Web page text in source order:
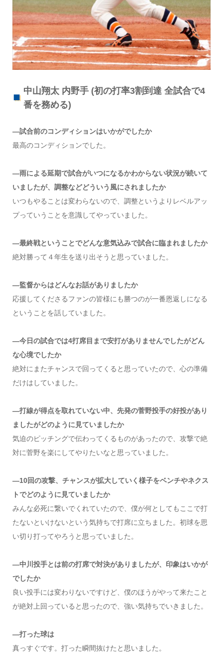
中山翔太 内野手 (初の打率3割到達 全試合で4
番を務める)
―試合前のコンディションはいかがでしたか
最高のコンディションでした。
―雨による延期で試合がいつになるかわからない状況が続いて
いましたが、調整などどういう風にされましたか
いつもやることは変わらないので、調整というよりレベルアッ
プっていうことを意識してやっていました。
―最終戦ということでどんな意気込みで試合に臨まれましたか
絶対勝って４年生を送り出そうと思っていました。
―監督からはどんなお話がありましたか
応援してくださるファンの皆様にも勝つのが一番恩返しになる
ということを話していました。
―今日の試合では4打席目まで安打がありませんでしたがどん
な心境でしたか
絶対にまたチャンスで回ってくると思っていたので、心の準備
だけはしていました。
―打線が得点を取れていない中、先発の菅野投手の好投があり
ましたがどのように見ていましたか
気迫のピッチングで伝わってくるものがあったので、攻撃で絶
対に菅野を楽にしてやりたいなと思っていました。
―10回の攻撃、チャンスが拡大していく様子をベンチやネクス
トでどのように見ていましたか
みんな必死に繋いでくれていたので、僕が何としてもここで打
たないといけないという気持ちで打席に立ちました。初球を思
い切り打ってやろうと思っていました。
―中川投手とは前の打席で対決がありましたが、印象はいかが
でしたか
良い投手には変わりないですけど、僕のほうがやって来たこと
が絶対上回っていると思ったので、強い気持ちでいきました。
―打った球は
真っすぐです。打った瞬間抜けたと思いました。